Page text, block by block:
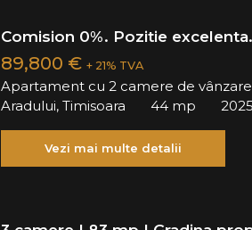
Comision 0%. Pozitie
89,800 € + 21% TVA
Apartament cu 2 camere de vânzare
Aradului, Timisoara
44 mp 2025
Vezi mai multe detalii